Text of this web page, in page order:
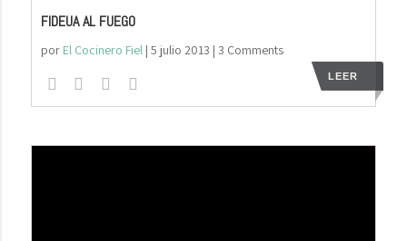
FIDEUA AL FUEGO
por El Cocinero Fiel| 5 julio 2013 | 3 Comments
LEER